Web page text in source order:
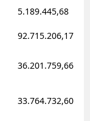
5.189.445,68
92.715.206,17
36.201.759,66
33.764.732,60